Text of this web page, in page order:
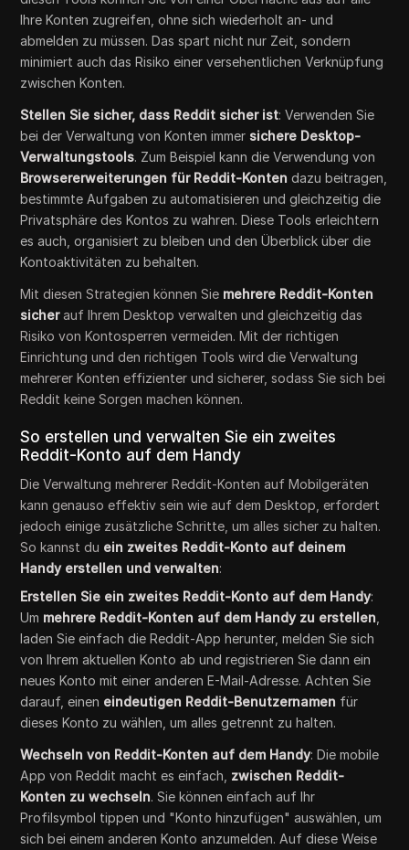
Ihre Konten zugreifen, ohne sich wiederholt an- und
abmelden zu müssen. Das spart nicht nur Zeit, sondern
minimiert auch das Risiko einer versehentlichen Verknüpfung
zwischen Konten.
Stellen Sie sicher, dass Reddit sicher ist: Verwenden Sie
bei der Verwaltung von Konten immer sichere Desktop-
Verwaltungstools. Zum Beispiel kann die Verwendung von
Browsererweiterungen für Reddit-Konten dazu beitragen,
bestimmte Aufgaben zu automatisieren und gleichzeitig die
Privatsphäre des Kontos zu wahren. Diese Tools erleichtern
es auch, organisiert zu bleiben und den Überblick über die
Kontoaktivitäten zu behalten.
Mit diesen Strategien können Sie mehrere Reddit-Konten
sicherauf Ihrem Desktop verwalten und gleichzeitig das
Risiko von Kontosperren vermeiden. Mit der richtigen
Einrichtung und den richtigen Tools wird die Verwaltung
mehrerer Konten effizienter und sicherer, sodass Sie sich bei
Reddit keine Sorgen machen können.
So erstellen und verwalten Sie ein zweites
Reddit-Konto auf dem Handy
Die Verwaltung mehrerer Reddit-Konten auf Mobilgeräten
kann genauso effektiv sein wie auf dem Desktop, erfordert
jedoch einige zusätzliche Schritte, um alles sicher zu halten.
So kannst du ein zweites Reddit-Konto auf deinem
Handy erstellen und verwalten:
Erstellen Sie ein zweites Reddit-Konto auf dem Handy:
Um mehrere Reddit-Konten auf dem Handy zu erstellen
laden Sie einfach die Reddit-App herunter, melden Sie sich
von Ihrem aktuellen Konto ab und registrieren Sie dann ein
neues Konto mit einer anderen E-Mail-Adresse. Achten Sie
darauf, einen eindeutigen Reddit-Benutzernamen für
dieses Konto zu wählen, um alles getrennt zu halten.
Wechseln von Reddit-Konten auf dem Handy: Die mobile
App von Reddit macht es einfach, zwischen Reddit-
Konten zu wechseln. Sie können einfach auf Ihr
Profilsymbol tippen und "Konto hinzufügen" auswählen, um
sich bei einem anderen Konto anzumelden. Auf diese Weise